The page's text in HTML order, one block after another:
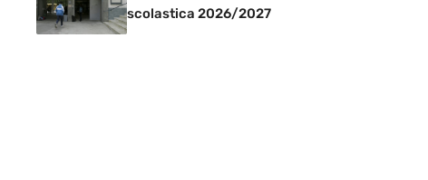
scolastica 2026/2027